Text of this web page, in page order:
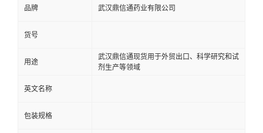
品牌 武汉鼎信通药业有限公司
货号
用途
武汉鼎信通现货用于外贸出口、科学研究和试
剂生产等领域
英文名称
包装规格